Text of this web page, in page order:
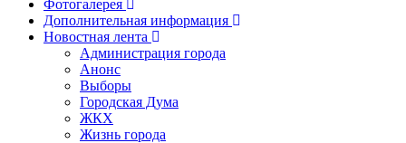
Фотогалерея
Дополнительная информация
Новостная лента
Администрация города
Анонс
Выборы
Городская Дума
ЖКХ
Жизнь города